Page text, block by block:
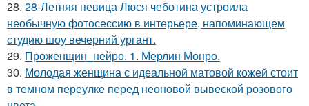
28. 28-Летняя певица Люся чеботина устроила
необычную фотосессию в интерьере, напоминающем
студию шоу вечерний ургант.
29. Проженщин_нейро. 1. Мерлин Монро.
30. Молодая женщина с идеальной матовой кожей стоит
в темном переулке перед неоновой вывеской розового